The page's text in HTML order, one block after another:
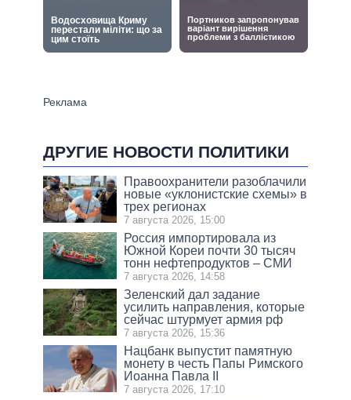
ДРУГИЕ НОВОСТИ ПОЛИТИКИ
Правоохранители разоблачили
новые «уклонистские схемы» в
трех регионах
7 августа 2026, 15:00
Россия импортировала из
Южной Кореи почти 30 тысяч
тонн нефтепродуктов – СМИ
7 августа 2026, 14:58
Зеленский дал задание
усилить направления, которые
сейчас штурмует армия рф
7 августа 2026, 15:36
Нацбанк выпустит памятную
монету в честь Папы Римского
Иоанна Павла II
7 августа 2026, 17:10